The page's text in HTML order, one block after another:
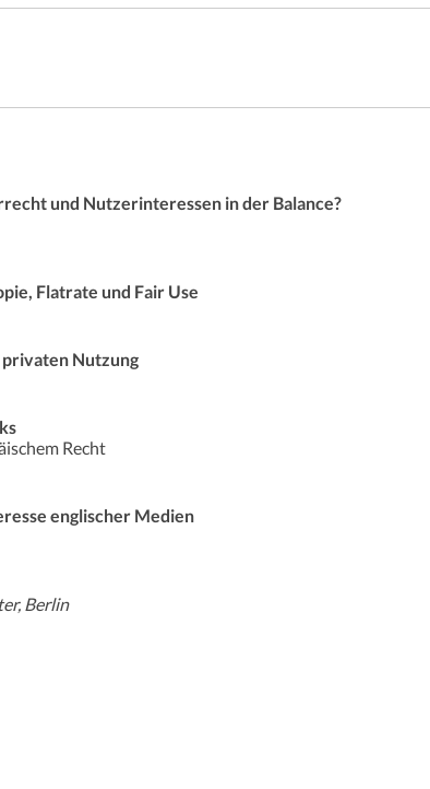
und Nutzerinteressen in der Balance?
Flatrate und Fair Use
Nutzung
Recht
englischer Medien
Berlin